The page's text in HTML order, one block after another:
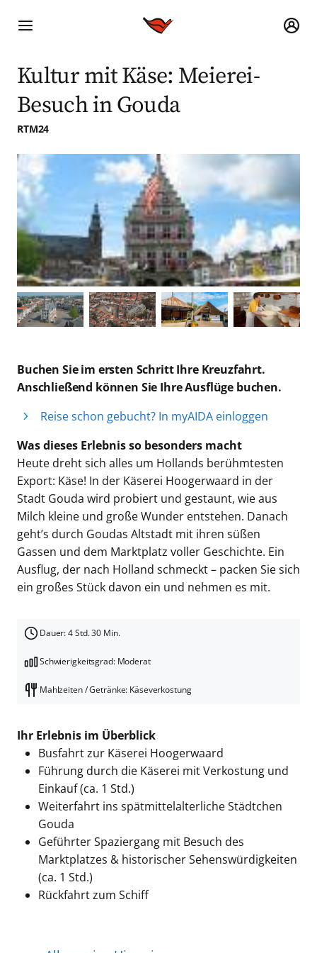
Kultur mit Käse: Meierei-
Besuch in Gouda
RTM24
Buchen Sie im ersten Schritt Ihre Kreuzfahrt.
Anschließend können Sie Ihre Ausflüge buchen.
Reise schon gebucht? In myAIDA einloggen
Was dieses Erlebnis so besonders macht
Heute dreht sich alles um Hollands berühmtesten
Export: Käse! In der Käserei Hoogerwaard in der
Stadt Gouda wird probiert und gestaunt, wie aus
Milch kleine und große Wunder entstehen. Danach
geht’s durch Goudas Altstadt mit ihren süßen
Gassen und dem Marktplatz voller Geschichte. Ein
Ausflug, der nach Holland schmeckt – packen Sie sich
ein großes Stück davon ein und nehmen es mit.
Dauer: 4 Std. 30 Min.
Schwierigkeitsgrad: Moderat
Mahlzeiten / Getränke: Käseverkostung
Ihr Erlebnis im Überblick
Busfahrt zur Käserei Hoogerwaard
Führung durch die Käserei mit Verkostung und
Einkauf (ca. 1 Std.)
Weiterfahrt ins spätmittelalterliche Städtchen
Gouda
Geführter Spaziergang mit Besuch des
Marktplatzes & historischer Sehenswürdigkeiten
(ca. 1 Std.)
Rückfahrt zum Schiff